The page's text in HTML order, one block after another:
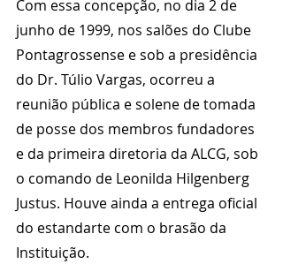
Com essa concepção, no dia 2 de
junho de 1999, nos salões do Clube
Pontagrossense e sob a presidência
do Dr. Túlio Vargas, ocorreu a
reunião pública e solene de tomada
de posse dos membros fundadores
e da primeira diretoria da ALCG, sob
o comando de Leonilda Hilgenberg
Justus. Houve ainda a entrega oficial
do estandarte com o brasão da
Instituição.